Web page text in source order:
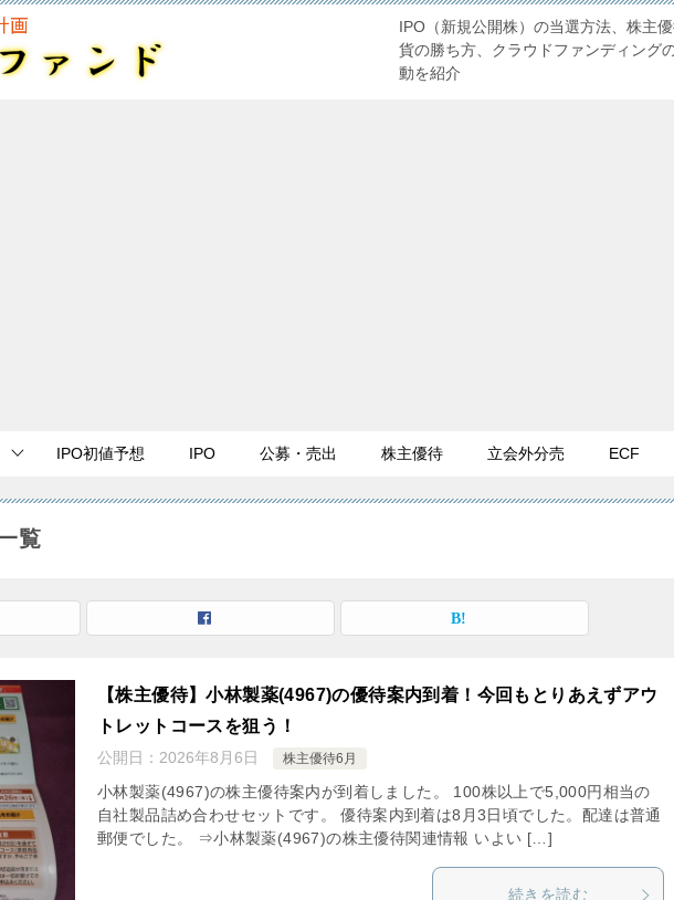
IPO（新規公開株）の当選方法、株主
貨の勝ち方、クラウドファンディング
動を紹介
IPO初値予想 IPO 公募・売出 株主優待 立会外分売 ECF
覧
【株主優待】小林製薬(4967)の優待案内到着！今回もとりあえずアウ
トレットコースを狙う！
公開日： 2026年8月6日 株主優待6月
小林製薬(4967)の株主優待案内が到着しました。 100株以上で5,000円相当の
自社製品詰め合わせセットです。 優待案内到着は8月3日頃でした。配達は普通
郵便でした。 ⇒小林製薬(4967)の株主優待関連情報 いよい […]
続きを読む